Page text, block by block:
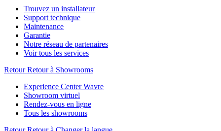
Trouvez un installateur
Support technique
Maintenance
Garantie
Notre réseau de partenaires
Voir tous les services
Retour Retour à Showrooms
Experience Center Wavre
Showroom virtuel
Rendez-vous en ligne
Tous les showrooms